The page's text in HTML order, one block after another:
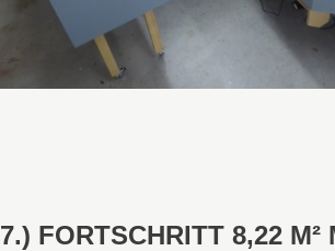
7.) FORTSCHRITT 8,22